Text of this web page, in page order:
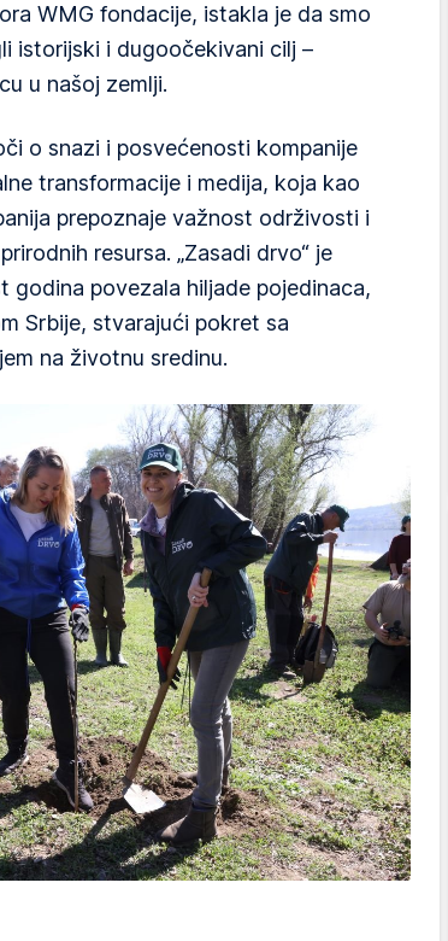
WMG fondacije, istakla je da smo
istorijski i dugoočekivani cilj –
u našoj zemlji.
o snazi i posvećenosti kompanije
transformacije i medija, koja kao
prepoznaje važnost održivosti i
resursa. „Zasadi drvo“ je
godina povezala hiljade pojedinaca,
Srbije, stvarajući pokret sa
na životnu sredinu.